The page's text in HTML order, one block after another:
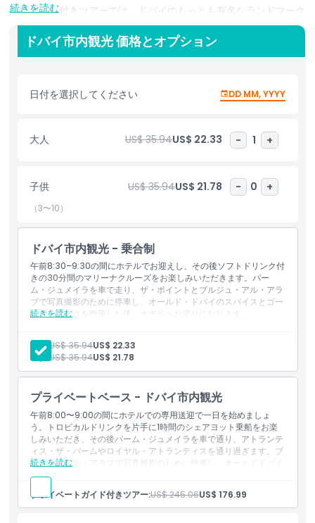
このガイド付きツアーでは、ドバイのもっとも有名なランドマーク
や見どころを巡り、古き良きドバイと新しいドバイの完璧なバラン
スを体験できます。便利なホテル送迎から旅を始め、世界的に有名
なドバイ・マリーナへ向かいます。そこでマリーナのスカイライン
で含まれます）。
き、アトランティス・ザ・パームや壮麗なロイヤル・アトランティ
ジュメイラ・ビーチで写真撮影のための立ち寄りがあり、忘れられ
ツアーはシェイク・ザーイド・ロードに沿って進み、建築の驚異が
立ち並ぶドバイの主要幹線を通ってオールド・ドバイ地区へ向かい
ます。ここでは、時間を遡るようにしてデイラのスパイススークや
ゴールドスークを訪れ、都市の交易の伝統と活気ある文化を感じ取
ることができます。
最後に、ホテルまで快適にお送りして、ドバイの最も象徴的なラン
ハイライト
含まれるもの
子供／大人ポリシー
除外事項
続きを読む
ドバイ市内観光 価格とオプション
日付を選択してください DD MM, YYYY
大人 US$ 35.94US$ 22.33 - 1 +
子供 US$ 35.94US$ 21.78 - 0 +
（3〜10）
ドバイ市内観光 - 乗合制
午前8:30–9:30の間にホテルでお迎えし、その後ソフトドリンク付
きの30分間のマリーナクルーズをお楽しみいただきます。パー
ム・ジュメイラを車で走り、ザ・ポイントとブルジュ・アル・アラ
ブで写真撮影のために停車し、オールド・ドバイのスパイスとゴー
ルド・スークを散策した後、ホテルへお戻りになります。
続きを読む
ホテルからの送迎（相乗り送迎）
ドバイ・マリーナ地区へ移動
マリーナ観光クルーズ（30分）／船内にてソフトドリンクま
パーム・ジュメイラへ移動
アトランティス・ザ・パームとロイヤル・アトランティスの前
を通過
ブルジュ・アル・アラブへ移動
ジュメイラ・ビーチで写真撮影（ブルジュ・アル・アラブの眺
め）
シェイク・ザイード・ロードを通り、オールドドバイへ向かい
ます
大人: US$ 35.94US$ 22.33
子供:
US$ 35.94US$ 21.78
プライベートベース - ドバイ市内観光
午前8:00〜9:00の間にホテルでの専用送迎で一日を始めましょ
う。トロピカルドリンクを片手に1時間のシェアヨット乗船をお楽
しみいただき、その後パーム・ジュメイラを車で通り、アトランテ
ィス・ザ・パームやロイヤル・アトランティスを通り過ぎます。ブ
ルジュ・アル・アラブで写真撮影のために停車し、オールドドバイ
の伝統的なスパイス＆ゴールドスークを散策してから専用車で快適
続きを読む
含まれるもの
プライベートガイド付きツアー:US$ 245.06US$ 176.99